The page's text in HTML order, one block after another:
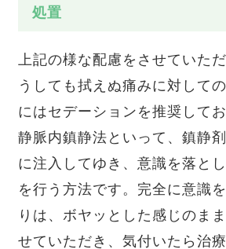
処置
上記の様な配慮をさせていた
うしても拭えぬ痛みに対して
にはセデーションを推奨して
静脈内鎮静法といって、鎮静
に注入してゆき、意識を落と
を行う方法です。完全に意識
りは、ボヤッとした感じのま
せていただき、気付いたら治